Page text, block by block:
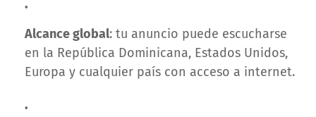
Alcance global: tu anuncio puede escucharse
en la República Dominicana, Estados Unidos,
Europa y cualquier país con acceso a internet.